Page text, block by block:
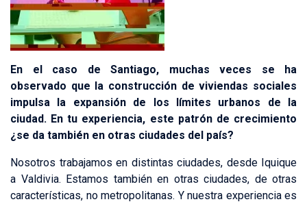
En el caso de Santiago, muchas veces se ha
observado que la construcción de viviendas sociales
impulsa la expansión de los límites urbanos de la
ciudad. En tu experiencia, este patrón de crecimiento
¿se da también en otras ciudades del país?
Nosotros trabajamos en distintas ciudades, desde Iquique
a Valdivia. Estamos también en otras ciudades, de otras
características, no metropolitanas. Y nuestra experiencia es